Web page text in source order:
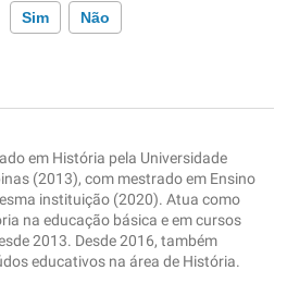
Sim Não
informação incorreta
a informação que procuro
em História pela Universidade
(2013), com mestrado em Ensino
instituição (2020). Atua como
na educação básica e em cursos
2013. Desde 2016, também
educativos na área de História.